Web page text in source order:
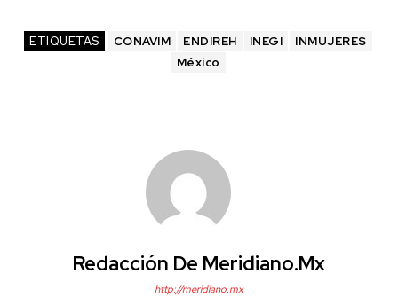
ETIQUETAS CONAVIM ENDIREH INEGI
INMUJERES
México
Redacción De Meridiano.mx
http://meridiano.mx